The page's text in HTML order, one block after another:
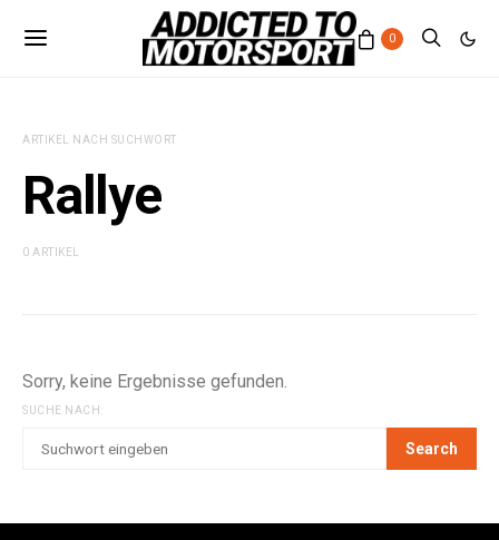
0
ARTIKEL NACH SUCHWORT
Rallye
0 ARTIKEL
Sorry, keine Ergebnisse gefunden.
SUCHE NACH:
Search